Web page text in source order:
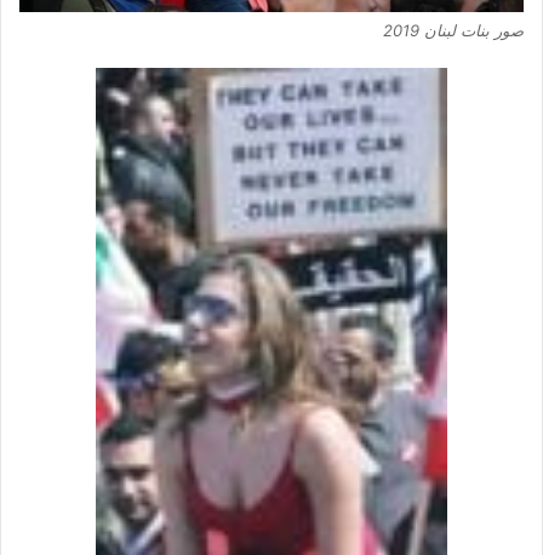
صور بنات لبنان 2019